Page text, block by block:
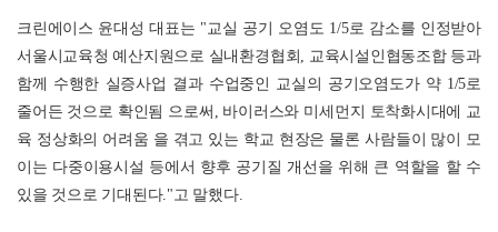
크린에이스 윤대성 대표는 "교실 공기 오염도 1/5로 감소를 인정받아
서울시교육청 예산지원으로 실내환경협회, 교육시설인협동조합 등과
함께 수행한 실증사업 결과 수업중인 교실의 공기오염도가 약 1/5로
줄어든 것으로 확인됨 으로써, 바이러스와 미세먼지 토착화시대에 교
육 정상화의 어려움 을 겪고 있는 학교 현장은 물론 사람들이 많이 모
이는 다중이용시설 등에서 향후 공기질 개선을 위해 큰 역할을 할 수
있을 것으로 기대된다."고 말했다.